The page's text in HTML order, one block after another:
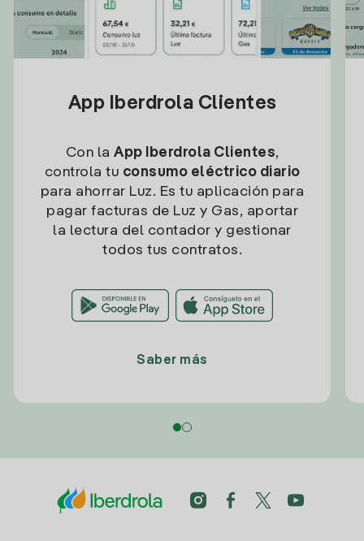
App Iberdrola Clientes
Con la App Iberdrola Clientes,
controla tu consumo eléctrico diario
para ahorrar Luz. Es tu aplicación para
pagar facturas de Luz y Gas, aportar
la lectura del contador y gestionar
todos tus contratos.
Saber más